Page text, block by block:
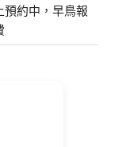
約中，早鳥報